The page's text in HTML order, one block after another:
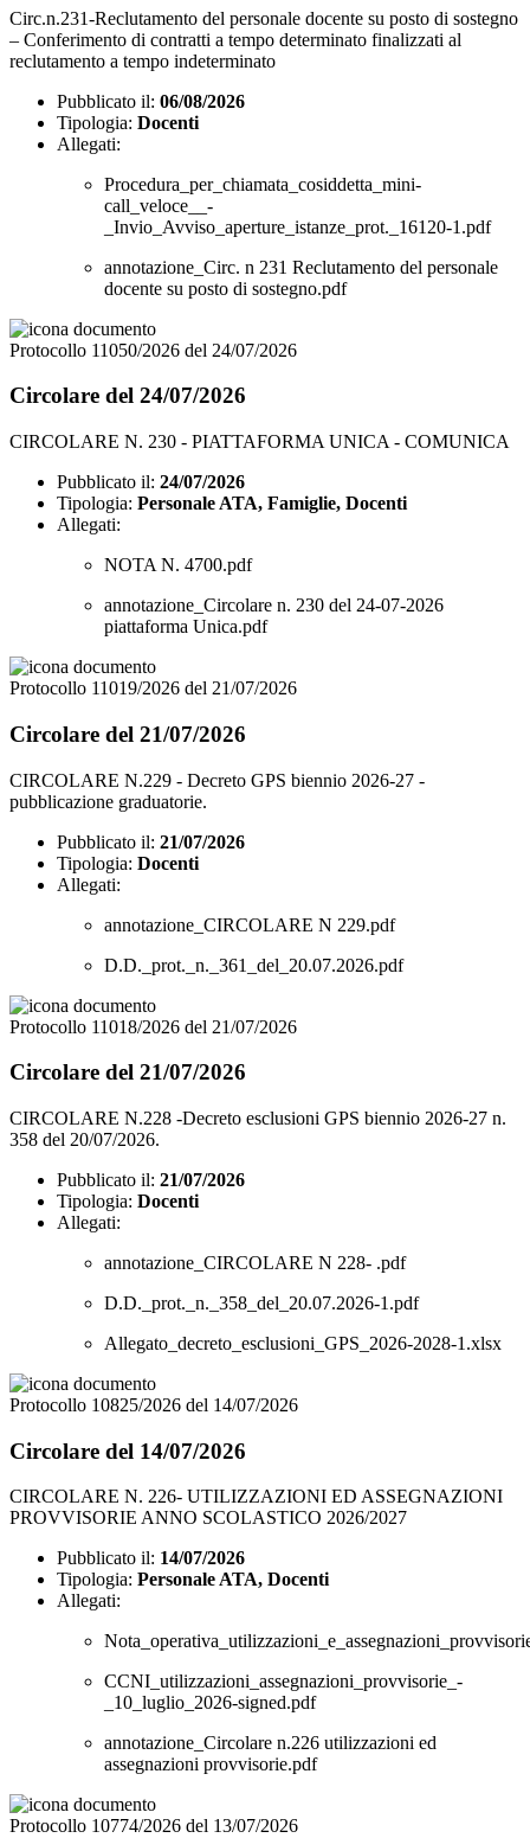
Circ.n.231-Reclutamento del personale docente su posto di sostegno
– Conferimento di contratti a tempo determinato finalizzati al
reclutamento a tempo indeterminato
Pubblicato il: 06/08/2026
Tipologia: Docenti
Allegati:
Procedura_per_chiamata_cosiddetta_mini-
call_veloce__-
_Invio_Avviso_aperture_istanze_prot._16120-1.pdf
annotazione_Circ. n 231 Reclutamento del personale
docente su posto di sostegno.pdf
Protocollo 11050/2026 del 24/07/2026
Circolare del 24/07/2026
CIRCOLARE N. 230 - PIATTAFORMA UNICA - COMUNICA
Pubblicato il: 24/07/2026
Tipologia: Personale ATA, Famiglie, Docenti
Allegati:
NOTA N. 4700.pdf
annotazione_Circolare n. 230 del 24-07-2026
piattaforma Unica.pdf
Protocollo 11019/2026 del 21/07/2026
Circolare del 21/07/2026
CIRCOLARE N.229 - Decreto GPS biennio 2026-27 -
pubblicazione graduatorie.
Pubblicato il: 21/07/2026
Tipologia: Docenti
Allegati:
annotazione_CIRCOLARE N 229.pdf
D.D._prot._n._361_del_20.07.2026.pdf
Protocollo 11018/2026 del 21/07/2026
Circolare del 21/07/2026
CIRCOLARE N.228 -Decreto esclusioni GPS biennio 2026-27 n.
358 del 20/07/2026.
Pubblicato il: 21/07/2026
Tipologia: Docenti
Allegati:
annotazione_CIRCOLARE N 228- .pdf
D.D._prot._n._358_del_20.07.2026-1.pdf
Allegato_decreto_esclusioni_GPS_2026-2028-1.xlsx
Protocollo 10825/2026 del 14/07/2026
Circolare del 14/07/2026
CIRCOLARE N. 226- UTILIZZAZIONI ED ASSEGNAZIONI
PROVVISORIE ANNO SCOLASTICO 2026/2027
Pubblicato il: 14/07/2026
Tipologia: Personale ATA, Docenti
Allegati:
CCNI_utilizzazioni_assegnazioni_provvisorie_-
_10_luglio_2026-signed.pdf
annotazione_Circolare n.226 utilizzazioni ed
assegnazioni provvisorie.pdf
Protocollo 10774/2026 del 13/07/2026